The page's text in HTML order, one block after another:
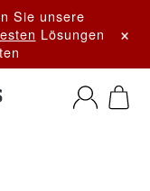
Sie unsere
Lösungen
×